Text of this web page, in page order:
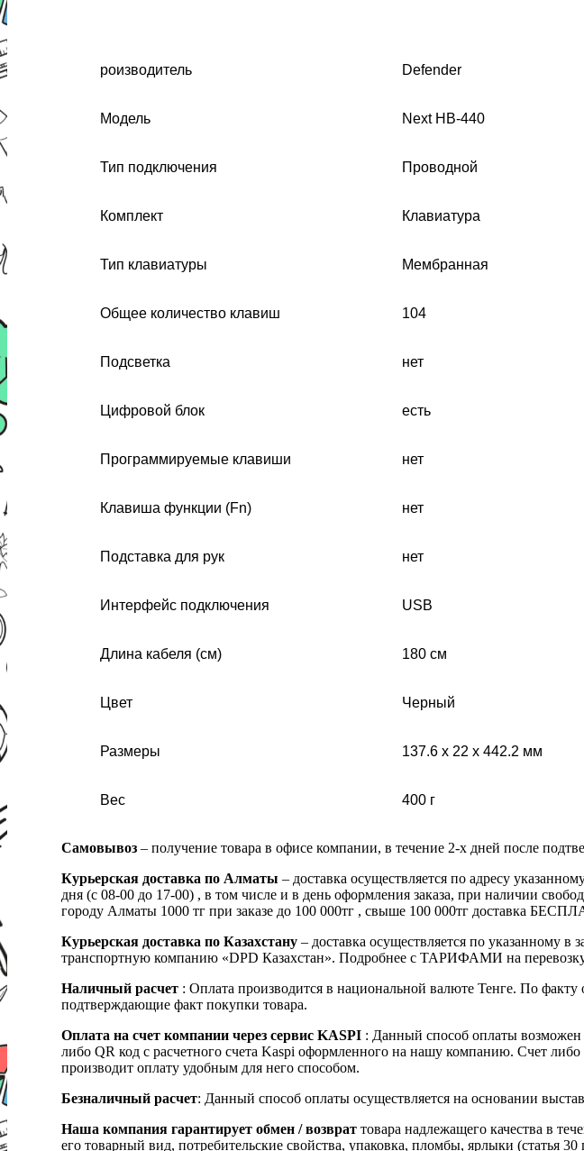
роизводитель Defender
Модель Next HB-440
Тип подключения Проводной
Комплект Клавиатура
Тип клавиатуры Мембранная
Общее количество клавиш 104
Подсветка нет
Цифровой блок есть
Программируемые клавиши нет
Клавиша функции (Fn) нет
Подставка для рук нет
Интерфейс подключения USB
Длина кабеля (см) 180 см
Цвет Черный
Размеры 137.6 x 22 x 442.2 мм
Вес 400 г
Самовывоз – получение товара в офисе компании, в течение 2-х дней после
Курьерская доставка по Алматы – доставка осуществляется по адресу
дня (с 08-00 до 17-00) , в том числе и в день оформления заказа, при наличии
городу Алматы 1000 тг при заказе до 100 000тг , свыше 100 000тг доставка
Курьерская доставка по Казахстану – доставка осуществляется по указанному в
транспортную компанию «DPD Казахстан». Подробнее с ТАРИФАМИ на
Наличный расчет : Оплата производится в национальной валюте Тенге. По
подтверждающие факт покупки товара.
Оплата на счет компании через сервис KASPI : Данный способ оплаты
либо QR код с расчетного счета Kaspi оформленного на нашу компанию. Счет
производит оплату удобным для него способом.
Безналичный расчет: Данный способ оплаты осуществляется на основании
Наша компания гарантирует обмен / возврат товара надлежащего качества в
его товарный вид, потребительские свойства, упаковка, пломбы, ярлыки (статья